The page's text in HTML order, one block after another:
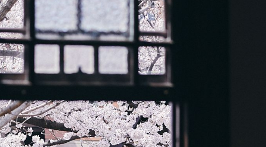
研究
学生生活
留学・国際交流
キャリア
ボランティア